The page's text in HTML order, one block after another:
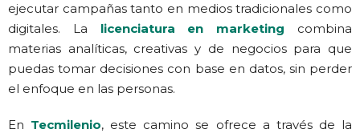
ejecutar campañas tanto en medios tradicionales como
digitales. La licenciatura en marketing combina
materias analíticas, creativas y de negocios para que
puedas tomar decisiones con base en datos, sin perder
el enfoque en las personas.
En Tecmilenio, este camino se ofrece a través de la